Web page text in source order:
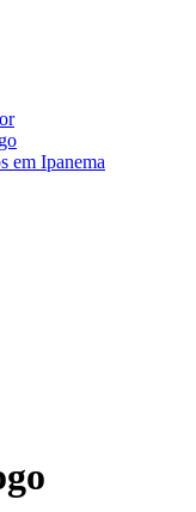
em Ipanema